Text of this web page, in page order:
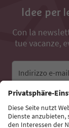
Idee per
Con la
tue vacanze,
Indirizzo e-